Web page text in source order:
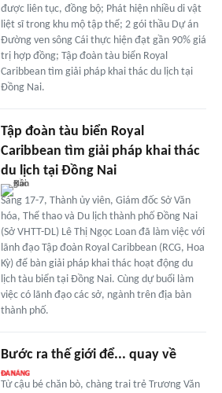
được liên tục, đồng bộ; Phát hiện nhiều di vật
liệt sĩ trong khu mộ tập thể; 2 gói thầu Dự án
Đường ven sông Cái thực hiện đạt gần 90% giá
trị hợp đồng; Tập đoàn tàu biển Royal
Caribbean tìm giải pháp khai thác du lịch tại
Đồng Nai.
Tập đoàn tàu biển Royal
Caribbean tìm giải pháp khai thác
du lịch tại Đồng Nai
Sáng 17-7, Thành ủy viên, Giám đốc Sở Văn
hóa, Thể thao và Du lịch thành phố Đồng Nai
(Sở VHTT-DL) Lê Thị Ngọc Loan đã làm việc với
lãnh đạo Tập đoàn Royal Caribbean (RCG, Hoa
Kỳ) để bàn giải pháp khai thác hoạt động du
lịch tàu biển tại Đồng Nai. Cùng dự buổi làm
việc có lãnh đạo các sở, ngành trên địa bàn
thành phố.
Bước ra thế giới để... quay về
Từ cậu bé chăn bò, chàng trai trẻ Trương Văn